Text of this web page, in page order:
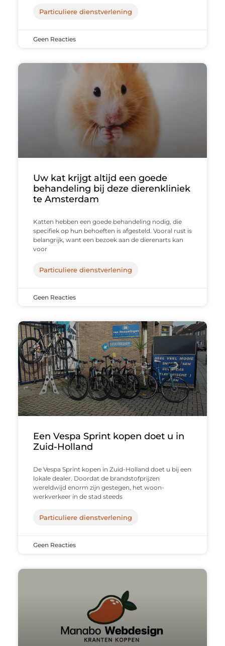
Particuliere dienstverlening
Geen Reacties
Uw kat krijgt altijd een goede
behandeling bij deze dierenkliniek
te Amsterdam
Katten hebben een goede behandeling nodig, die
specifiek op hun behoeften is afgesteld. Vooral rust is
belangrijk, want een bezoek aan de dierenarts kan
voor
Particuliere dienstverlening
Geen Reacties
Een Vespa Sprint kopen doet u in
Zuid-Holland
De Vespa Sprint kopen in Zuid-Holland doet u bij een
lokale dealer. Doordat de brandstofprijzen
wereldwijd enorm zijn gestegen, het woon-
werkverkeer in de stad steeds
Particuliere dienstverlening
Geen Reacties